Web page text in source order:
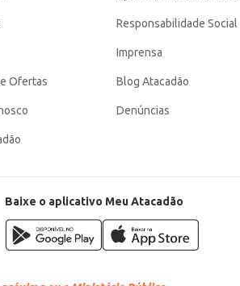
Ofertas
Responsabilidade Social
Imprensa
Blog Atacadão
Denúncias
Baixe o aplicativo Meu Atacadão